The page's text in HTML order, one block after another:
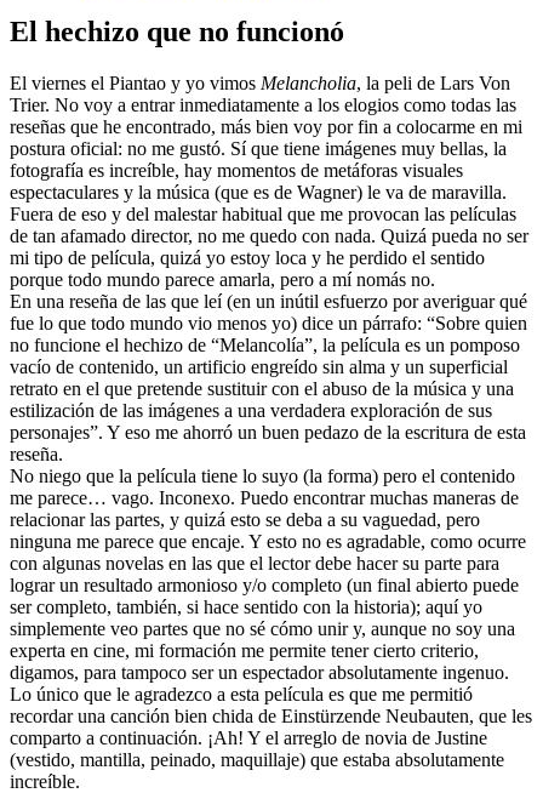
El hechizo que no funcionó
El viernes el Piantao y yo vimos Melancholia, la peli de Lars Von
Trier. No voy a entrar inmediatamente a los elogios como todas las
reseñas que he encontrado, más bien voy por fin a colocarme en mi
postura oficial: no me gustó. Sí que tiene imágenes muy bellas, la
fotografía es increíble, hay momentos de metáforas visuales
espectaculares y la música (que es de Wagner) le va de maravilla.
Fuera de eso y del malestar habitual que me provocan las películas
de tan afamado director, no me quedo con nada. Quizá pueda no ser
mi tipo de película, quizá yo estoy loca y he perdido el sentido
porque todo mundo parece amarla, pero a mí nomás no.
En una reseña de las que leí (en un inútil esfuerzo por averiguar qué
fue lo que todo mundo vio menos yo) dice un párrafo: “Sobre quien
no funcione el hechizo de “Melancolía”, la película es un pomposo
vacío de contenido, un artificio engreído sin alma y un superficial
retrato en el que pretende sustituir con el abuso de la música y una
estilización de las imágenes a una verdadera exploración de sus
personajes”. Y eso me ahorró un buen pedazo de la escritura de esta
reseña.
No niego que la película tiene lo suyo (la forma) pero el contenido
me parece… vago. Inconexo. Puedo encontrar muchas maneras de
relacionar las partes, y quizá esto se deba a su vaguedad, pero
ninguna me parece que encaje. Y esto no es agradable, como ocurre
con algunas novelas en las que el lector debe hacer su parte para
lograr un resultado armonioso y/o completo (un final abierto puede
ser completo, también, si hace sentido con la historia); aquí yo
simplemente veo partes que no sé cómo unir y, aunque no soy una
experta en cine, mi formación me permite tener cierto criterio,
digamos, para tampoco ser un espectador absolutamente ingenuo.
Lo único que le agradezco a esta película es que me permitió
recordar una canción bien chida de Einstürzende Neubauten, que les
comparto a continuación. ¡Ah! Y el arreglo de novia de Justine
(vestido, mantilla, peinado, maquillaje) que estaba absolutamente
increíble.